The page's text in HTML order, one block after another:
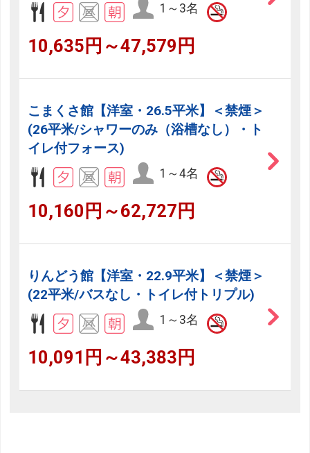
1～3名
10,635円～47,579円
こまくさ館【洋室・26.5平米】＜禁煙＞
(26平米/シャワーのみ（浴槽なし）・ト
イレ付フォース)
1～4名
10,160円～62,727円
りんどう館【洋室・22.9平米】＜禁煙＞
(22平米/バスなし・トイレ付トリプル)
1～3名
10,091円～43,383円